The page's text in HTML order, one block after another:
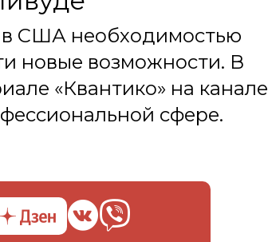
в США необходимостью
новые возможности. В
«Квантико» на канале
сфере.